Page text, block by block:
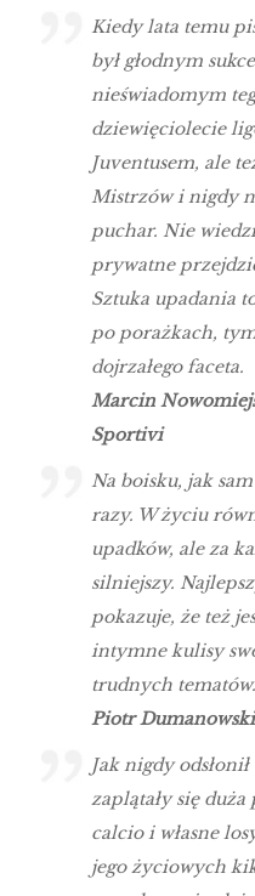
Kiedy lata temu
był głodnym
nieświadomym
dziewięciolecie
Juventusem, ale
Mistrzów i nigdy
puchar. Nie
prywatne
Sztuka upadania
po porażkach,
dojrzałego faceta.
Marcin
Sportivi
Na boisku, jak
razy. W życiu
upadków, ale za
silniejszy.
pokazuje, że też
intymne kulisy
trudnych tematów.
Piotr
Jak nigdy
zaplątały się duża
calcio i własne
jego życiowych